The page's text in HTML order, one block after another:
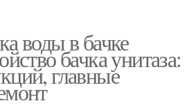
воды в бачке
бачка унитаза:
главные